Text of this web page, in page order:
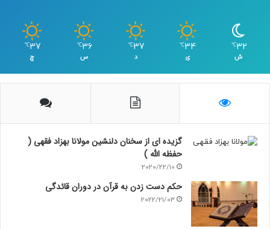
32
℃
ش
34
℃
ی
37
℃
د
36
℃
س
37
℃
چ
گزیده ای از سخنان دلنشین مولانا بهزاد فقهی (
حفظه الله )
2020/22/10
حکم دست زدن به قرآن در دوران قائدگی
2022/21/03